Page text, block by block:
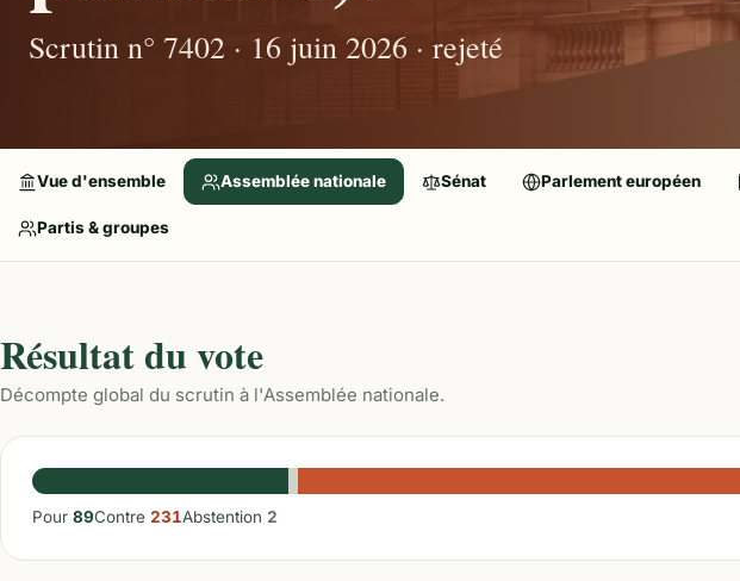
Scrutin n° 7402 · 16 juin 2026 · rejeté
Vue d'ensemble Assemblée nationale Sénat Parlement européen
Partis & groupes
Résultat du vote
Décompte global du scrutin à l'Assemblée nationale.
Pour 89Contre 231Abstention 2